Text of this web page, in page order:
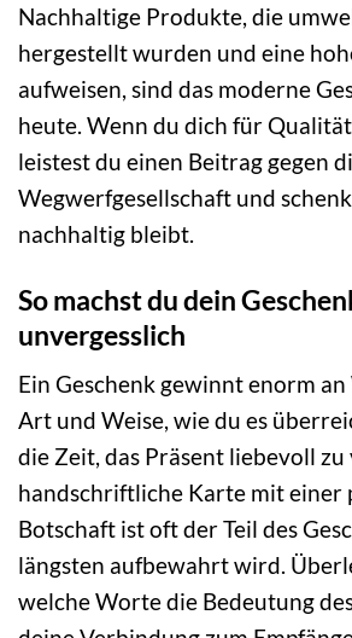
Nachhaltige Produkte, die
hergestellt wurden und eine
aufweisen, sind das moderne
heute. Wenn du dich für
leistest du einen Beitrag gegen
Wegwerfgesellschaft und
nachhaltig bleibt.
So machst du dein
unvergesslich
Ein Geschenk gewinnt enorm
Art und Weise, wie du es
die Zeit, das Präsent liebevoll zu
handschriftliche Karte mit einer
Botschaft ist oft der Teil des
längsten aufbewahrt wird.
welche Worte die Bedeutung